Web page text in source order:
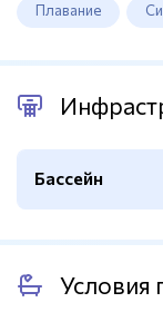
Плавание
Бассейн
Глубина
1,5-
Условия